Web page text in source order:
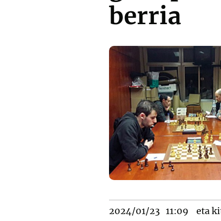
berria
2024/01/23 11:09 eta